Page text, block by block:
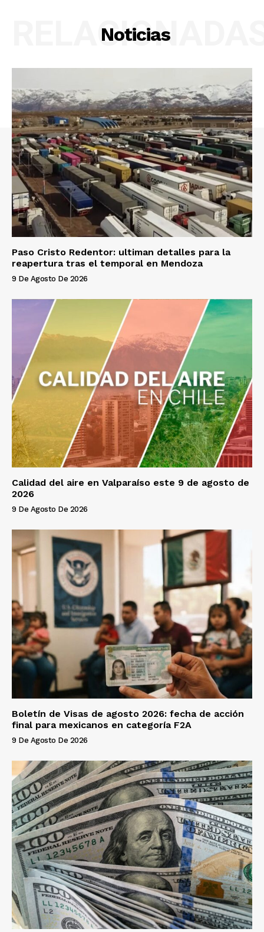
Noticias
Paso Cristo Redentor: ultiman detalles para la
reapertura tras el temporal en Mendoza
9 De Agosto De 2026
Calidad del aire en Valparaíso este 9 de agosto de
2026
9 De Agosto De 2026
Boletín de Visas de agosto 2026: fecha de acción
final para mexicanos en categoría F2A
9 De Agosto De 2026